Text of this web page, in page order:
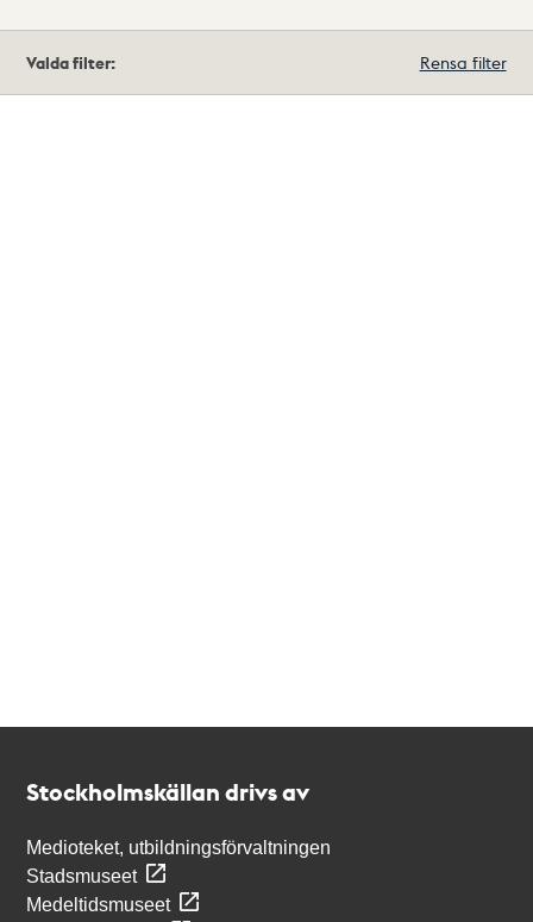
träffar
Valda filter: Rensa filter
Stockholmskällan drivs av
Medioteket, utbildningsförvaltningen
Stadsmuseet
Medeltidsmuseet